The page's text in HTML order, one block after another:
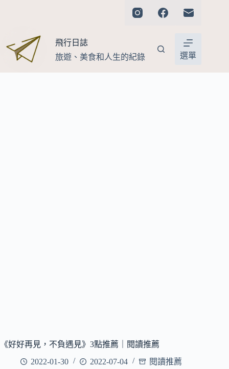
飛行日誌
旅遊、美食和人生的紀錄
選單
《好好再見，不負遇見》3點推薦｜閱讀推薦
2022-01-30
2022-07-04 閱讀推薦